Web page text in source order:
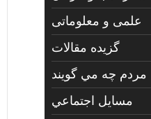
علمی و معلوماتی
گزیده مقالات
مردم چه مي گويند
مسايل اجتماعي